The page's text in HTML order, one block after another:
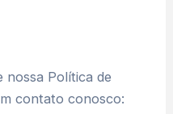
nossa Política de
contato conosco: